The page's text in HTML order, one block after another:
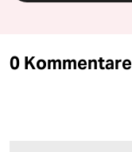
0 Kommentare